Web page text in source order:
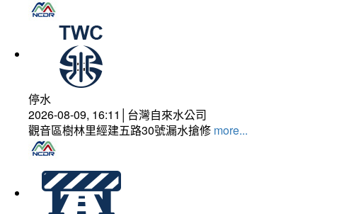
停水
2026-08-09, 16:11│台灣自來水公司
觀音區樹林里經建五路30號漏水搶修 more...